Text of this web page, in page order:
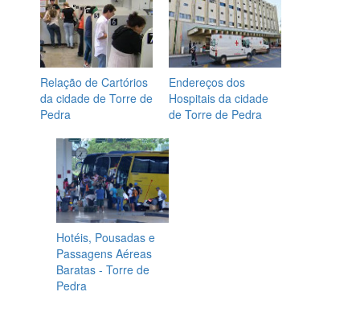
Relação de Cartórios
da cidade de Torre de
Pedra
Endereços dos
Hospitais da cidade
de Torre de Pedra
Hotéis, Pousadas e
Passagens Aéreas
Baratas - Torre de
Pedra